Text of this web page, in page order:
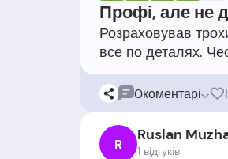
Профі, але не
Розраховував
0коментарі
R Ruslan
1 відгукiв